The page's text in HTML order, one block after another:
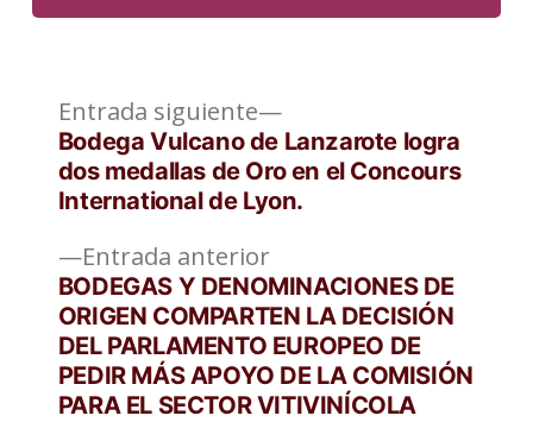
Navegación
de
entradas
Entrada anteriorEntrada
anterior:
BODEGAS Y DENOMINACIONES DE
ORIGEN COMPARTEN LA DECISIÓN
DEL PARLAMENTO EUROPEO DE
PEDIR MÁS APOYO DE LA COMISIÓN
PARA EL SECTOR VITIVINÍCOLA
Entrada siguiente
Entrada
siguiente:
Bodega Vulcano de Lanzarote logra
dos medallas de Oro en el Concours
International de Lyon.